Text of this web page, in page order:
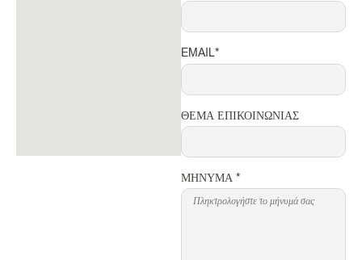
EMAIL*
ΘΕΜΑ ΕΠΙΚΟΙΝΩΝΙΑΣ
ΜΗΝΥΜΑ *